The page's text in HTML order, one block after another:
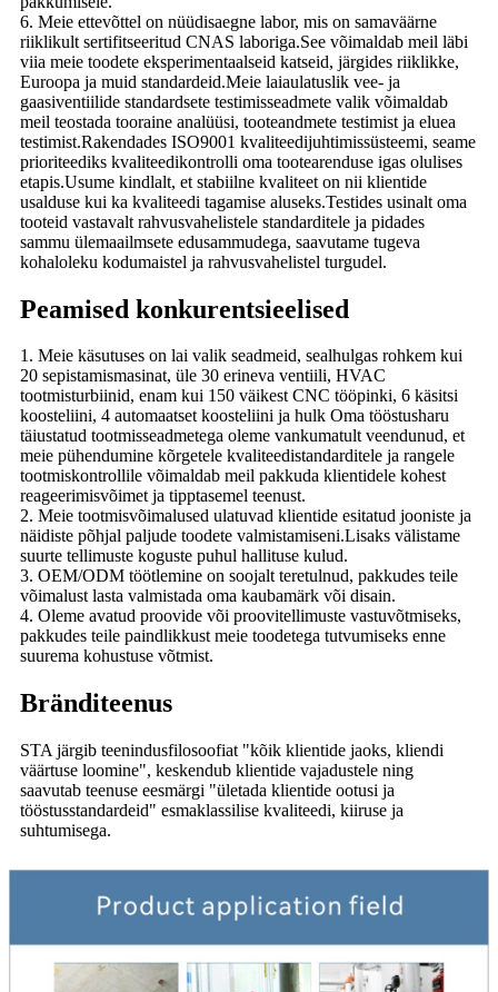
6. Meie ettevõttel on nüüdisaegne labor, mis on samaväärne
riiklikult sertifitseeritud CNAS laboriga.See võimaldab meil läbi
viia meie toodete eksperimentaalseid katseid, järgides riiklikke,
Euroopa ja muid standardeid.Meie laiaulatuslik vee- ja
gaasiventiilide standardsete testimisseadmete valik võimaldab
meil teostada tooraine analüüsi, tooteandmete testimist ja eluea
testimist.Rakendades ISO9001 kvaliteedijuhtimissüsteemi, seame
prioriteediks kvaliteedikontrolli oma tootearenduse igas olulises
etapis.Usume kindlalt, et stabiilne kvaliteet on nii klientide
usalduse kui ka kvaliteedi tagamise aluseks.Testides usinalt oma
tooteid vastavalt rahvusvahelistele standarditele ja pidades
sammu ülemaailmsete edusammudega, saavutame tugeva
kohaloleku kodumaistel ja rahvusvahelistel turgudel.
Peamised konkurentsieelised
1. Meie käsutuses on lai valik seadmeid, sealhulgas rohkem kui
20 sepistamismasinat, üle 30 erineva ventiili, HVAC
tootmisturbiinid, enam kui 150 väikest CNC tööpinki, 6 käsitsi
koosteliini, 4 automaatset koosteliini ja hulk Oma tööstusharu
täiustatud tootmisseadmetega oleme vankumatult veendunud, et
meie pühendumine kõrgetele kvaliteedistandarditele ja rangele
tootmiskontrollile võimaldab meil pakkuda klientidele kohest
reageerimisvõimet ja tipptasemel teenust.
2. Meie tootmisvõimalused ulatuvad klientide esitatud jooniste ja
näidiste põhjal paljude toodete valmistamiseni.Lisaks välistame
suurte tellimuste koguste puhul hallituse kulud.
3. OEM/ODM töötlemine on soojalt teretulnud, pakkudes teile
võimalust lasta valmistada oma kaubamärk või disain.
4. Oleme avatud proovide või proovitellimuste vastuvõtmiseks,
pakkudes teile paindlikkust meie toodetega tutvumiseks enne
suurema kohustuse võtmist.
Bränditeenus
STA järgib teenindusfilosoofiat "kõik klientide jaoks, kliendi
väärtuse loomine", keskendub klientide vajadustele ning
saavutab teenuse eesmärgi "ületada klientide ootusi ja
tööstusstandardeid" esmaklassilise kvaliteedi, kiiruse ja
suhtumisega.